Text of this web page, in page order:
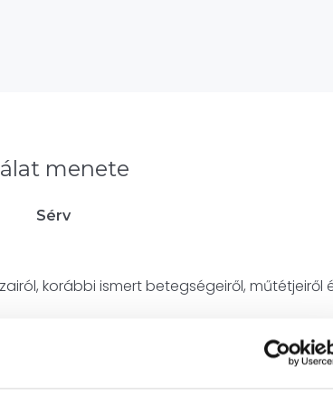
menete
Sérv
korábbi ismert betegségeiről, műtétjeiről
digitális (ujjas) vizsgálatot, amellyel a
is megvizsgálhatja a végbél